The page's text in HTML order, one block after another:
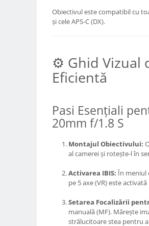
Trepiede foto
Trepiede pentru compacte /
Cap trepied si monopied
Carucioare trepied (Dolly)
Huse trepied / stativ lumini
Sina Focus pentru Macro
Accesorii trepiede si monopiede
Studio/Lumini si accesorii
Obiectivul este compatibil cu
și cele APS-C (DX).
⚙️ Ghid Vizual
Eficientă
Pasi Esențiali
20mm f/1.8 S
Montajul Obiectivului:
al camerei și rotește-l în
Activarea IBIS: În meniul
pe 5 axe (VR) este
Setarea Focalizării
manuală (MF). Mărește
strălucitoare stea pentru